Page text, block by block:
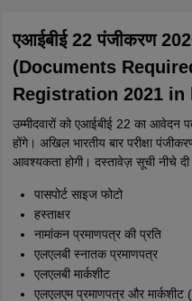
एआईबीई 22 पंजीकरण
(Documents
Registration 2021 in
उम्मीदवारों को एआईबीई 22 का
होंगे। अखिल भारतीय बार परीक्षा
आवश्यकता होगी। दस्तावेज़ सूची नीचे
पासपोर्ट साइज फोटो
हस्ताक्षर
नामांकन प्रमाणपत्र की प्रति
एलएलबी स्नातक प्रमाणपत्र
एलएलबी मार्कशीट
एलएलएम प्रमाणपत्र और मार्कशीट